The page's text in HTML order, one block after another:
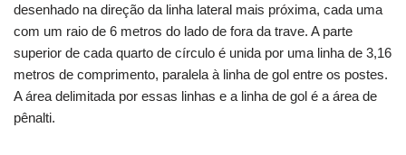
desenhado na direção da linha lateral mais próxima, cada uma
com um raio de 6 metros do lado de fora da trave. A parte
superior de cada quarto de círculo é unida por uma linha de 3,16
metros de comprimento, paralela à linha de gol entre os postes.
A área delimitada por essas linhas e a linha de gol é a área de
pênalti.